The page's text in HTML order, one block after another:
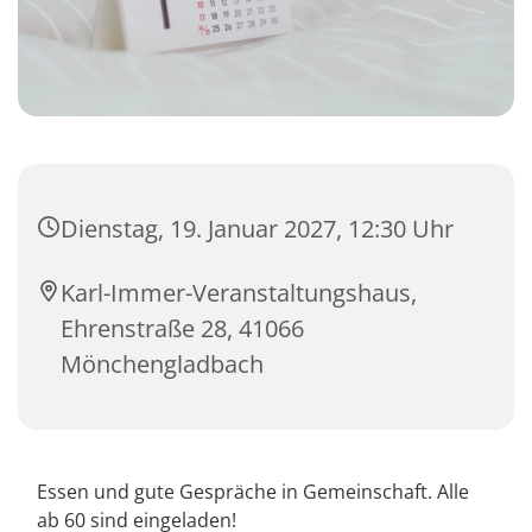
Dienstag, 19. Januar 2027, 12:30 Uhr
Karl-Immer-Veranstaltungshaus,
Ehrenstraße 28, 41066
Mönchengladbach
Essen und gute Gespräche in Gemeinschaft. Alle
ab 60 sind eingeladen!